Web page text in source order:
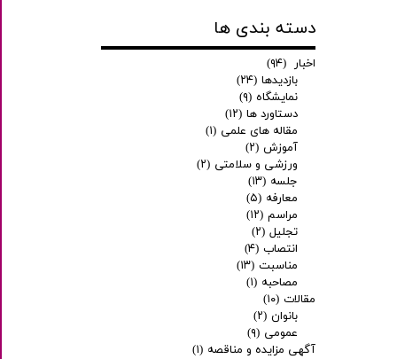
دسته بندی ها
اخبار (۹۴)
بازدیدها (۲۴)
نمایشگاه (۹)
دستاورد ها (۱۲)
مقاله های علمی (۱)
آموزش (۲)
ورزشی و سلامتی (۲)
جلسه (۱۳)
معارفه (۵)
مراسم (۱۲)
تجلیل (۲)
انتصاب (۴)
مناسبت (۱۳)
مصاحبه (۱)
مقالات (۱۰)
بانوان (۲)
عمومی (۹)
آگهی مزایده و مناقصه (۱)